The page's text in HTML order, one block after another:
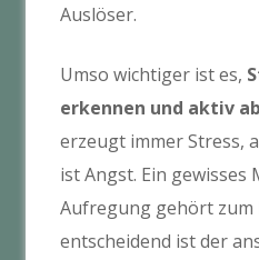
Auslöser.
Umso wichtiger ist es,
erkennen und aktiv
erzeugt immer Stress,
ist Angst. Ein gewisses
Aufregung gehört zum
entscheidend ist der